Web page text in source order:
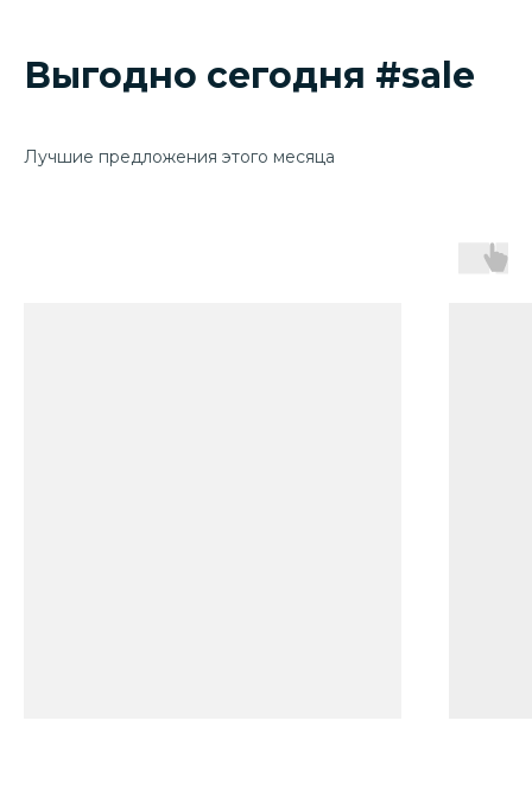
Выгодно сегодня #sale
Лучшие предложения этого месяца